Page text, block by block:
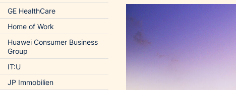
GE HealthCare
Home of Work
Huawei Consumer Business
Group
IT:U
JP Immobilien